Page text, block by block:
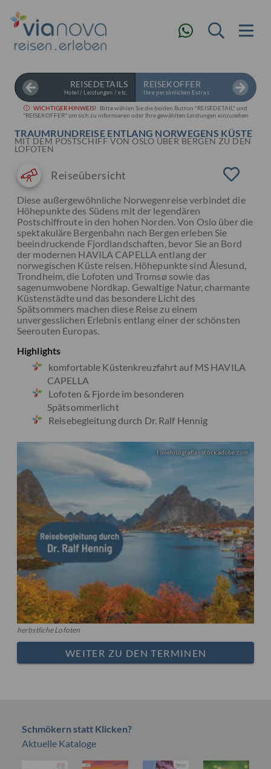
REISEDETAILS
Hotel / Leistungen / etc.
REISEKOFFER
Ihre persönlichen Extras
WICHTIGER HINWEIS!
Bitte wählen Sie die beiden Button "REISEDETAIL" und
"REISEKOFFER" um sich zu informieren oder Ihre gewählten Leistungen einzusehen
TRAUMRUNDREISE ENTLANG NORWEGENS KÜSTE
MIT DEM POSTSCHIFF VON OSLO ÜBER BERGEN ZU DEN
LOFOTEN
Reiseübersicht
Diese außergewöhnliche Norwegenreise verbindet die
Höhepunkte des Südens mit der legendären
Postschiffroute in den hohen Norden. Von Oslo über die
spektakuläre Bergenbahn nach Bergen erleben Sie
beeindruckende Fjordlandschaften, bevor Sie an Bord
der modernen HAVILA CAPELLA entlang der
norwegischen Küste reisen. Höhepunkte sind Ålesund,
Trondheim, die Lofoten und Tromsø sowie das
sagenumwobene Nordkap. Gewaltige Natur, charmante
Küstenstädte und das besondere Licht des
Spätsommers machen diese Reise zu einem
unvergesslichen Erlebnis entlang einer der schönsten
Seerouten Europas.
Highlights
komfortable Küstenkreuzfahrt auf MS HAVILA
CAPELLA
Lofoten & Fjorde im besonderen
Spätsommerlicht
Reisebegleitung durch Dr. Ralf Hennig
tonefotografia - stock.adobe.com
herbstliche Lofoten
WEITER ZU DEN TERMINEN
Schmökern statt Klicken?
Aktuelle Kataloge